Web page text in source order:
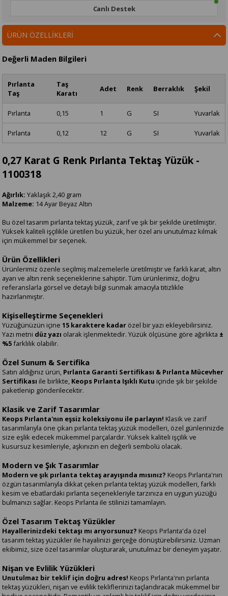
Canlı Destek
ÜRÜN ÖZELLIKLERI
Değerli Maden Bilgileri
Pırlanta
Taş
Taş
Karatı
Adet Renk Berraklık Şekil
Pırlanta 0,15 1 G SI Yuvarlak
Pırlanta 0,12 12 G SI Yuvarlak
0,27 Karat G Renk Pırlanta Tektaş Yüzük -
1100318
Ağırlık: Yaklaşık 2,40 gram
Malzeme: 14 Ayar Beyaz Altın
Bu özel tasarım pırlanta tektaş yüzük, zarif ve şık bir şekilde üretilmiştir.
Yüksek kaliteli işçilikle üretilen bu yüzük, her özel anı unutulmaz kılmak
için mükemmel bir seçenek.
Ürün Özellikleri
Ürünlerimiz özenle seçilmiş malzemelerle üretilmiştir ve farklı karat, altın
ayarı ve altın renk seçeneklerine sahiptir. Tüm ürünlerimiz, doğru
referanslarla görsel ve detaylı bilgi sunmak amacıyla titizlikle
hazırlanmıştır.
Kişiselleştirme Seçenekleri
Yüzüğünüzün içine15 karaktere kadar özel bir yazı ekleyebilirsiniz.
Yazı metni düz yazı olarak işlenmektedir. Yüzük ölçüsüne göre ağırlıkta ±
%5farklılık olabilir.
Özel Sunum & Sertifika
Satın aldığınız ürün, Pırlanta Garanti Sertifikası & Pırlanta Mücevher
Sertifikası ile birlikte, Keops Pırlanta Işıklı Kutu içinde şık bir şekilde
paketlenip gönderilecektir.
Klasik ve Zarif Tasarımlar
Keops Pırlanta'nın eşsiz koleksiyonu ile parlayın! Klasik ve zarif
tasarımlarıyla öne çıkan pırlanta tektaş yüzük modelleri, özel günlerinizde
size eşlik edecek mükemmel parçalardır. Yüksek kaliteli işçilik ve
kusursuz kesimleriyle, aşkınızın en değerli sembolü olacak.
Modern ve Şık Tasarımlar
Modern ve şık pırlanta tektaş arayışında mısınız? Keops Pırlanta'nın
özgün tasarımlarıyla dikkat çeken pırlanta tektaş yüzük modelleri, farklı
kesim ve ebatlardaki pırlanta seçenekleriyle tarzınıza en uygun yüzüğü
bulmanızı sağlar. Keops Pırlanta ile stilinizi tamamlayın.
Özel Tasarım Tektaş Yüzükler
Hayallerinizdeki tektaşı mı arıyorsunuz? Keops Pırlanta'da özel
tasarım tektaş yüzükler ile hayalinizi gerçeğe dönüştürebilirsiniz. Uzman
ekibimiz, size özel tasarımlar oluşturarak, unutulmaz bir deneyim yaşatır.
Nişan ve Evlilik Yüzükleri
Unutulmaz bir teklif için doğru adres! Keops Pırlanta'nın pırlanta
tektaş yüzükleri, nişan ve evlilik tekliflerinizi taçlandıracak mükemmel bir